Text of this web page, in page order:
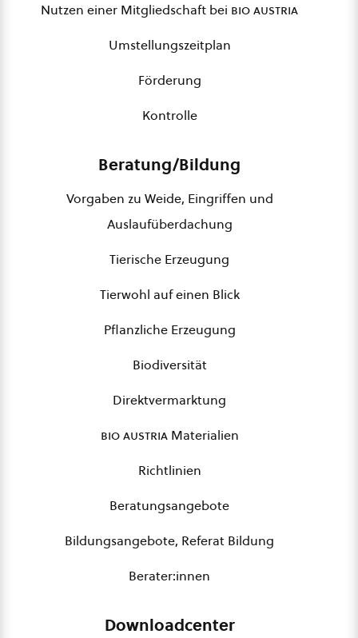
Nutzen einer Mitgliedschaft bei bio austria
Umstellungszeitplan
Förderung
Kontrolle
Beratung/Bildung
Vorgaben zu Weide, Eingriffen und
Auslaufüberdachung
Tierische Erzeugung
Tierwohl auf einen Blick
Pflanzliche Erzeugung
Biodiversität
Direktvermarktung
bio austriaMaterialien
Richtlinien
Beratungsangebote
Bildungsangebote, Referat Bildung
Berater:innen
Downloadcenter